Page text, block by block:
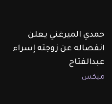
حمدي الميرغني يعلن
انفصاله عن زوجته إسراء
عبدالفتاح
ميكس